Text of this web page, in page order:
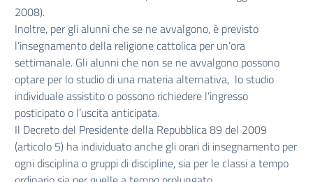
2008).
Inoltre, per gli alunni che se ne avvalgono, è previsto
l’insegnamento della religione cattolica per un’ora
settimanale. Gli alunni che non se ne avvalgono possono
optare per lo studio di una materia alternativa, lo studio
individuale assistito o possono richiedere l’ingresso
posticipato o l’uscita anticipata.
Il Decreto del Presidente della Repubblica 89 del 2009
(articolo 5) ha individuato anche gli orari di insegnamento per
ogni disciplina o gruppi di discipline, sia per le classi a tempo